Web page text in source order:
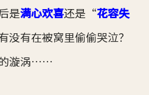
是满心欢喜还是“花容失
有在被窝里偷偷哭泣？
的漩涡……